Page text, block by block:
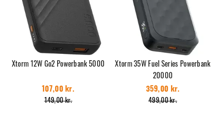
Xtorm 12W Go2 Powerbank 5000
149,00 kr.
107,00 kr.
Xtorm 35W Fuel Series Powerbank
20000
499,00 kr.
359,00 kr.